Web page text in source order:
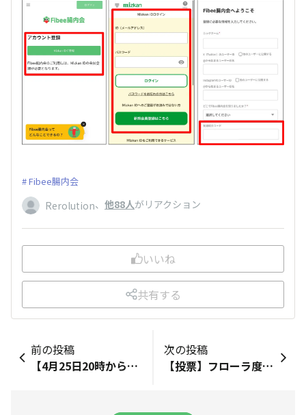
Fibee腸内会
Rerolution、 他88人がリアクション
いいね
共有する
前の投稿
【4月25日20時から】第5回Fibeeライブ配信「腸に届け」のお知らせ！
次の投稿
【投票】フローラ度4のランクアップ特典をみんなで決めよう！